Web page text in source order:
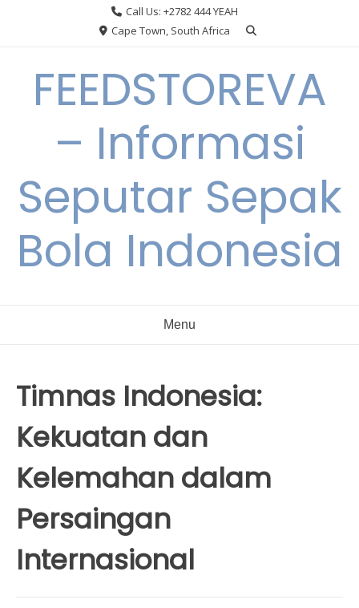
Call Us: +2782 444 YEAH
Cape Town, South Africa
FEEDSTOREVA
– Informasi
Seputar Sepak
Bola Indonesia
Menu
Timnas Indonesia:
Kekuatan dan
Kelemahan dalam
Persaingan
Internasional